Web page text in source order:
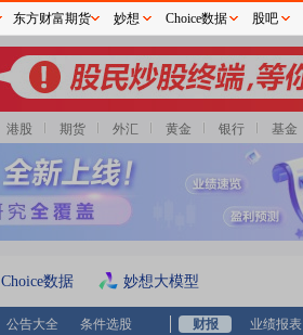
港股 期货 外汇 黄金 银行 基金
Choice数据 妙想大模型
公告大全 条件选股 财报 业绩报表
东方财富期货 妙想 Choice数据 股吧